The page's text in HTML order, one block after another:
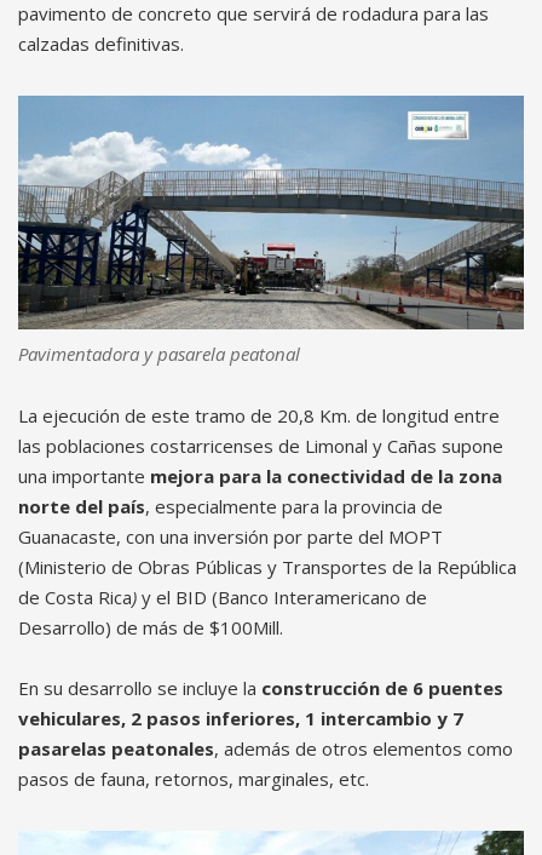
pavimento de concreto que servirá de rodadura para las
calzadas definitivas.
Pavimentadora y pasarela peatonal
La ejecución de este tramo de 20,8 Km. de longitud entre
las poblaciones costarricenses de Limonal y Cañas supone
una importante mejora para la conectividad de la zona
norte del país, especialmente para la provincia de
Guanacaste, con una inversión por parte del MOPT
(Ministerio de Obras Públicas y Transportes de la República
de Costa Rica) y el BID (Banco Interamericano de
Desarrollo) de más de $100Mill.
En su desarrollo se incluye la construcción de 6 puentes
vehiculares, 2 pasos inferiores, 1 intercambio y 7
pasarelas peatonales, además de otros elementos como
pasos de fauna, retornos, marginales, etc.